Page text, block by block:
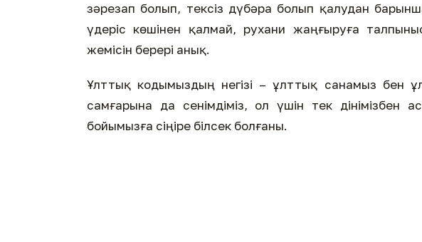
зәрезап болып, тексіз дүбәра болып қалудан
үдеріс көшінен қалмай, рухани жаңғыруға
жемісін берері анық.
Ұлттық кодымыздың негізі – ұлттық санамыз бен
самғарына да сенімдіміз, ол үшін тек дінімізбен
бойымызға сіңіре білсек болғаны.